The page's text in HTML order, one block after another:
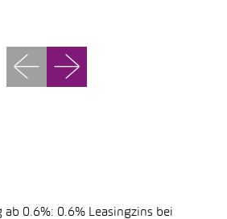
ab 0.6%: 0.6% Leasingzins bei